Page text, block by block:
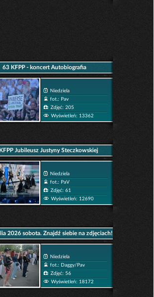
63 KFPP - koncert Autobiografia
Niedziela
fot.: Pav
Zdjęć: 205
Wyświetleń: 13362
Jubileusz Justyny Steczkowskiej
Niedziela
fot.: PaV
Zdjęć: 61
Wyświetleń: 12690
2026 sobota. Znajdź siebie na zdjęciach!
Niedziela
fot.: Daggy/Pav
Zdjęć: 56
Wyświetleń: 18172